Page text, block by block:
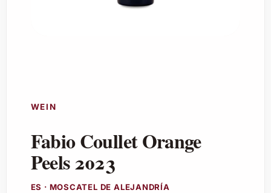
WEIN
Fabio Coullet Orange
Peels 2023
ES · MOSCATEL DE ALEJANDRÍA